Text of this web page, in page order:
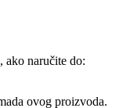
, ako naručite do:
ovog proizvoda.